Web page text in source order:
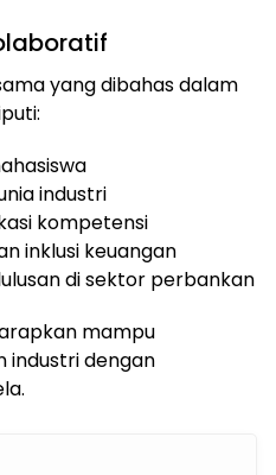
yang dibahas dalam
industri
kompetensi
inklusi keuangan
di sektor perbankan
mampu
industri dengan